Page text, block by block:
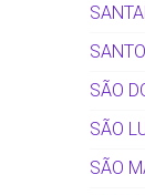
SÃO
SÃO
SÃO